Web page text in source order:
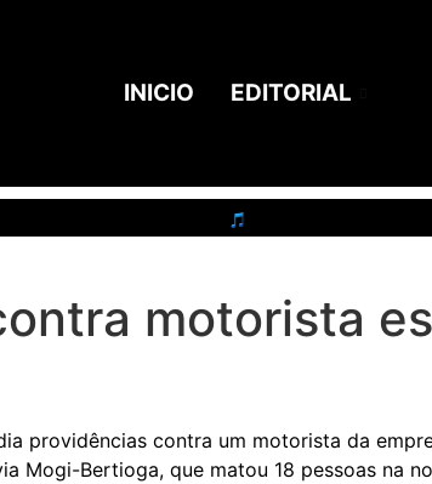
INICIO EDITORIAL
motorista
providências contra um motorista da
Mogi-Bertioga, que matou 18 pessoas na